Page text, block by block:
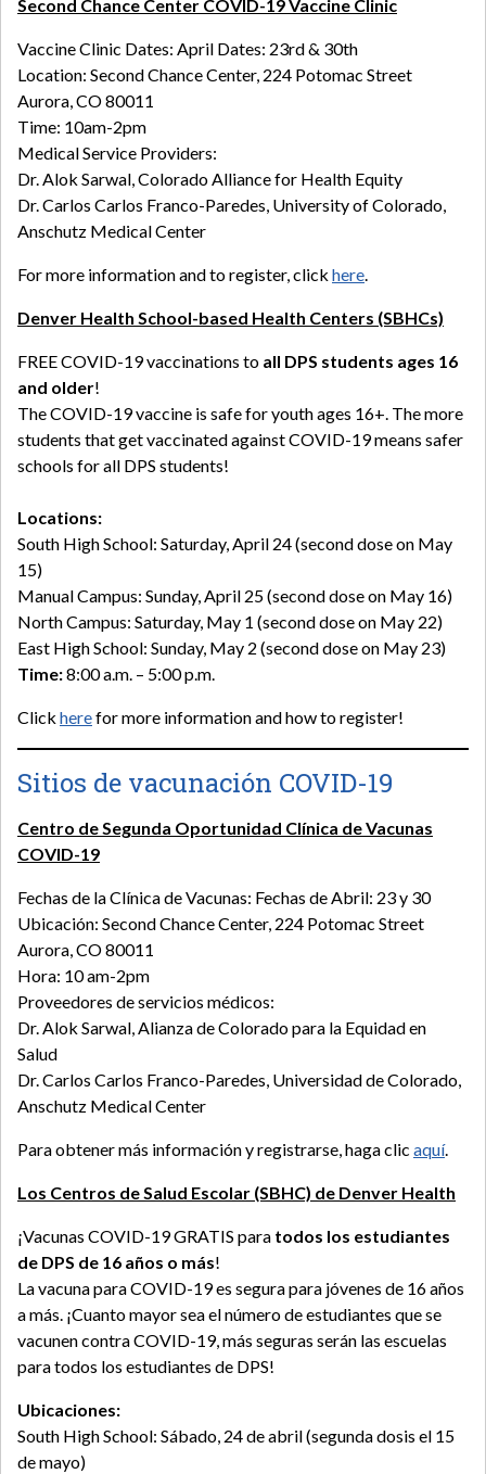
Second Chance Center COVID-19 Vaccine Clinic
Vaccine Clinic Dates: April Dates: 23rd & 30th
Location: Second Chance Center, 224 Potomac Street
Aurora, CO 80011
Time: 10am-2pm
Medical Service Providers:
Dr. Alok Sarwal, Colorado Alliance for Health Equity
Dr. Carlos Carlos Franco-Paredes, University of Colorado,
Anschutz Medical Center
For more information and to register, click here.
Denver Health School-based Health Centers (SBHCs)
FREE COVID-19 vaccinations to all DPS students ages 16
and older!
The COVID-19 vaccine is safe for youth ages 16+. The more
students that get vaccinated against COVID-19 means safer
schools for all DPS students!
Locations:
South High School: Saturday, April 24 (second dose on May
15)
Manual Campus: Sunday, April 25 (second dose on May 16)
North Campus: Saturday, May 1 (second dose on May 22)
East High School: Sunday, May 2 (second dose on May 23)
Time:8:00 a.m. – 5:00 p.m.
Click herefor more information and how to register!
Sitios de vacunación COVID-19
Centro de Segunda Oportunidad Clínica de Vacunas
COVID-19
Fechas de la Clínica de Vacunas: Fechas de Abril: 23 y 30
Ubicación: Second Chance Center, 224 Potomac Street
Aurora, CO 80011
Hora: 10 am-2pm
Proveedores de servicios médicos:
Dr. Alok Sarwal, Alianza de Colorado para la Equidad en
Salud
Dr. Carlos Carlos Franco-Paredes, Universidad de Colorado,
Anschutz Medical Center
Para obtener más información y registrarse, haga clic aquí.
Los Centros de Salud Escolar (SBHC) de Denver Health
¡Vacunas COVID-19 GRATIS para todos los estudiantes
de DPS de 16 años o más!
La vacuna para COVID-19 es segura para jóvenes de 16 años
a más. ¡Cuanto mayor sea el número de estudiantes que se
vacunen contra COVID-19, más seguras serán las escuelas
para todos los estudiantes de DPS!
Ubicaciones:
South High School: Sábado, 24 de abril (segunda dosis el 15
de mayo)